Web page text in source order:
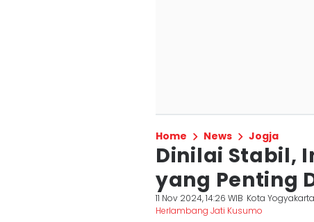
Home News Jogja
Dinilai Stabil,
yang Penting
11 Nov 2024, 14:26 WIB Kota Yogyakarta
Herlambang Jati Kusumo